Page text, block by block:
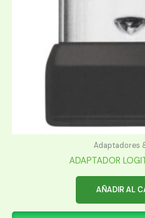
Adaptadores
ADAPTADOR
AÑADIR AL